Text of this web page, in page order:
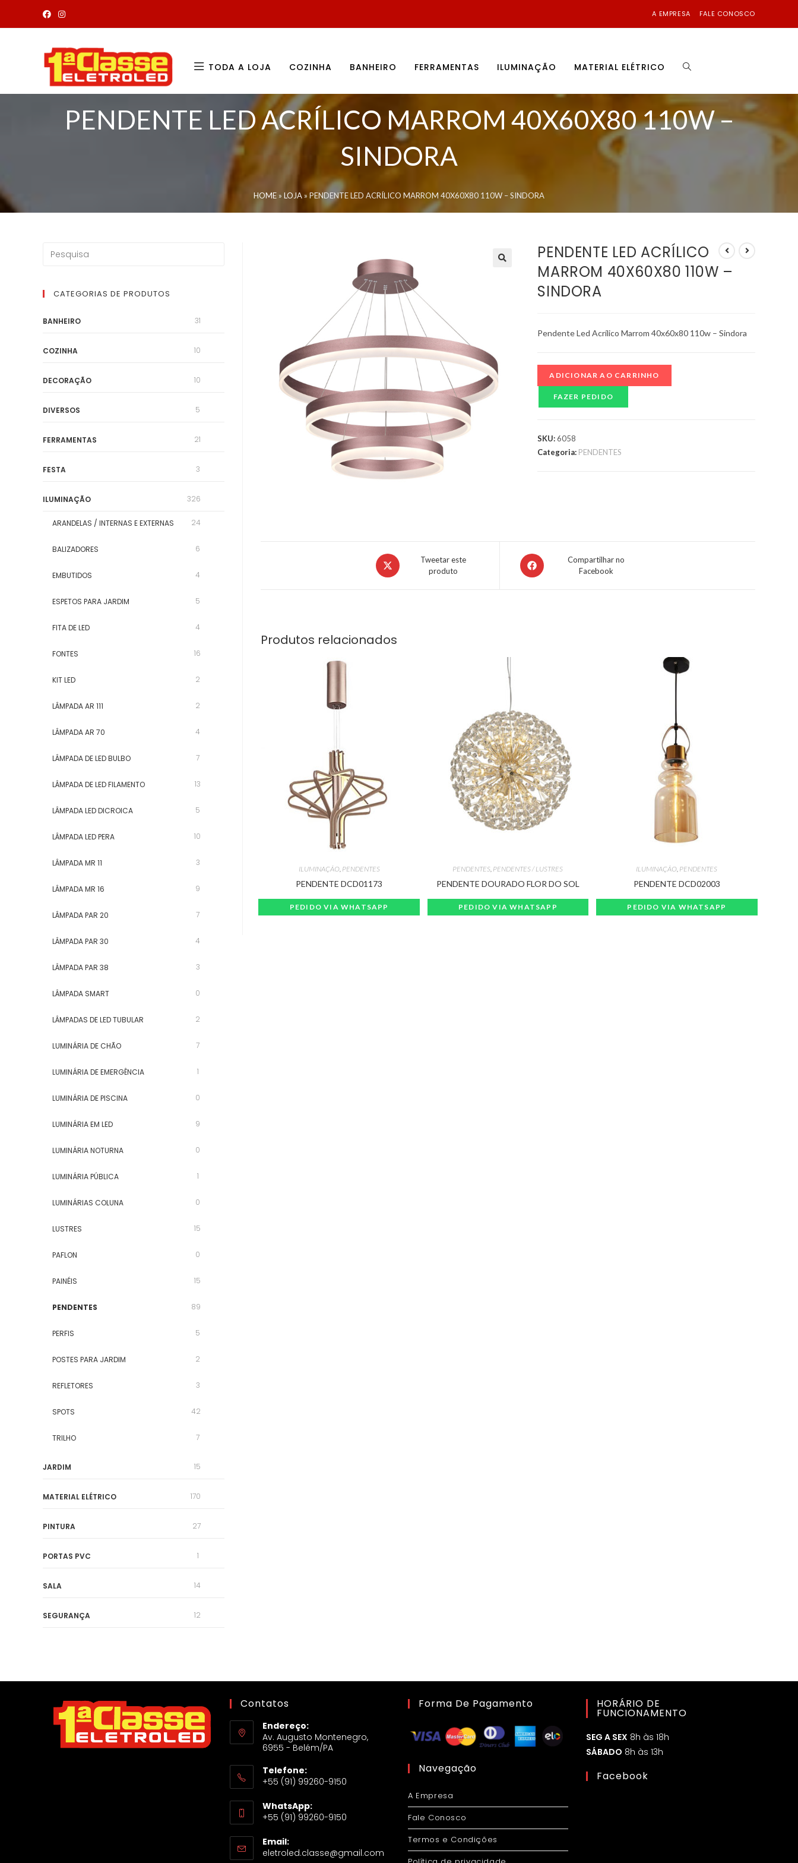
A EMPRESA FALE CONOSCO
TODA A LOJA COZINHA BANHEIRO FERRAMENTAS ILUMINAÇÃO MATERIAL ELÉTRICO
PENDENTE LED ACRÍLICO MARROM 40X60X80 110W –
SINDORA
HOME » LOJA » PENDENTE LED ACRÍLICO MARROM 40X60X80 110W – SINDORA
PENDENTE LED ACRÍLICO
MARROM 40X60X80 110W –
SINDORA
Pendente Led Acrílico Marrom 40x60x80 110w – Sindora
ADICIONAR AO CARRINHO
FAZER PEDIDO
SKU:6058
Categoria: PENDENTES
Tweetar este
produto
Compartilhar no
Facebook
Produtos relacionados
ILUMINAÇÃO, PENDENTES
PENDENTE DCD01173
PEDIDO VIA WHATSAPP
PENDENTES, PENDENTES / LUSTRES
PENDENTE DOURADO FLOR DO SOL
PEDIDO VIA WHATSAPP
ILUMINAÇÃO, PENDENTES
PENDENTE DCD02003
PEDIDO VIA WHATSAPP
CATEGORIAS DE PRODUTOS
BANHEIRO 31
COZINHA 10
DECORAÇÃO 10
DIVERSOS 5
FERRAMENTAS 21
FESTA 3
ILUMINAÇÃO 326
ARANDELAS / INTERNAS E EXTERNAS 24
BALIZADORES 6
EMBUTIDOS 4
ESPETOS PARA JARDIM 5
FITA DE LED 4
FONTES 16
KIT LED 2
LÂMPADA AR 111 2
LÂMPADA AR 70 4
LÂMPADA DE LED BULBO 7
LÂMPADA DE LED FILAMENTO 13
LÂMPADA LED DICROICA 5
LÂMPADA LED PERA 10
LÂMPADA MR 11 3
LÂMPADA MR 16 9
LÂMPADA PAR 20 7
LÂMPADA PAR 30 4
LÂMPADA PAR 38 3
LÂMPADA SMART 0
LÂMPADAS DE LED TUBULAR 2
LUMINÁRIA DE CHÃO 7
LUMINÁRIA DE EMERGÊNCIA 1
LUMINÁRIA DE PISCINA 0
LUMINÁRIA EM LED 9
LUMINÁRIA NOTURNA 0
LUMINÁRIA PÚBLICA 1
LUMINÁRIAS COLUNA 0
LUSTRES 15
PAFLON 0
PAINÉIS 15
PENDENTES 89
PERFIS 5
POSTES PARA JARDIM 2
REFLETORES 3
SPOTS 42
TRILHO 7
JARDIM 15
MATERIAL ELÉTRICO 170
PINTURA 27
PORTAS PVC 1
SALA 14
SEGURANÇA 12
Contatos
Endereço:
Av. Augusto Montenegro,
6955 - Belém/PA
Telefone:
+55 (91) 99260-9150
WhatsApp:
+55 (91) 99260-9150
Email:
eletroled.classe@gmail.com
Forma De Pagamento
Navegação
A Empresa
Fale Conosco
Termos e Condições
HORÁRIO DE
FUNCIONAMENTO
SEG A SEX 8h às 18h
SÁBADO 8h às 13h
Facebook